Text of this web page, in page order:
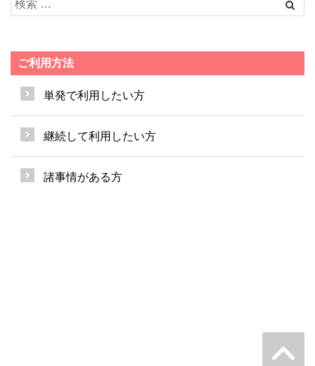
ご利用方法
単発で利用したい方
継続して利用したい方
諸事情がある方